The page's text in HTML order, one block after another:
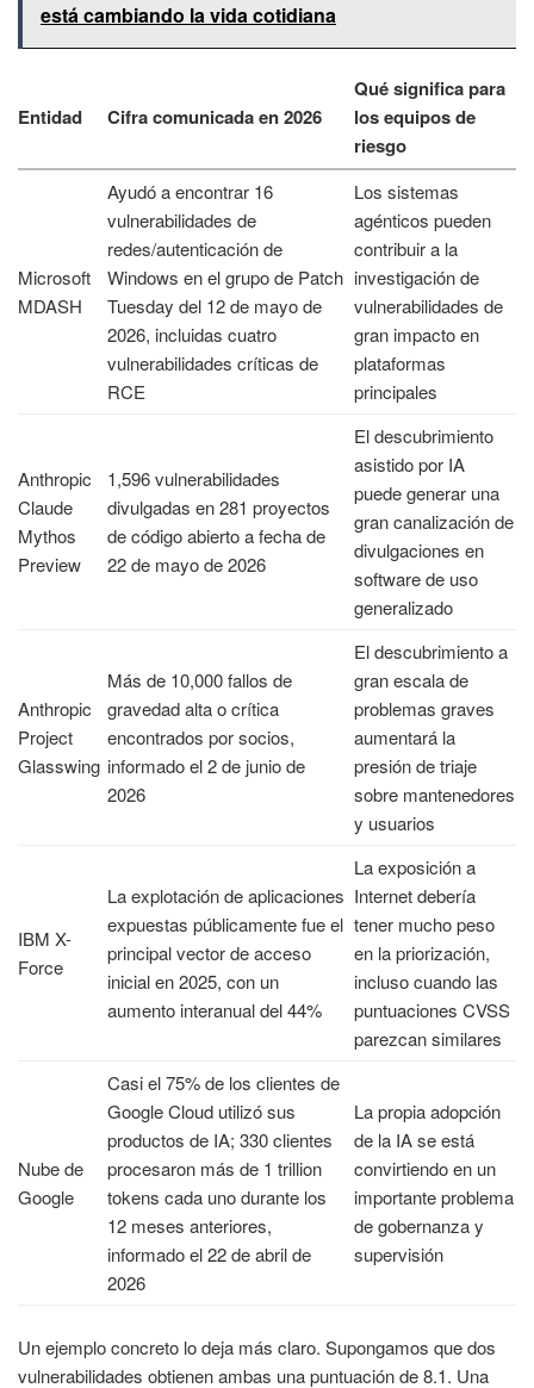
está cambiando la vida cotidiana
Entidad Cifra comunicada en 2026
Qué significa para
los equipos de
riesgo
Microsoft
MDASH
Ayudó a encontrar 16
vulnerabilidades de
redes/autenticación de
Windows en el grupo de Patch
Tuesday del 12 de mayo de
2026, incluidas cuatro
vulnerabilidades críticas de
RCE
Los sistemas
agénticos pueden
contribuir a la
investigación de
vulnerabilidades de
gran impacto en
plataformas
principales
Anthropic
Claude
Mythos
Preview
1,596 vulnerabilidades
divulgadas en 281 proyectos
de código abierto a fecha de
22 de mayo de 2026
El descubrimiento
asistido por IA
puede generar una
gran canalización de
divulgaciones en
software de uso
generalizado
Anthropic
Project
Glasswing
Más de 10,000 fallos de
gravedad alta o crítica
encontrados por socios,
informado el 2 de junio de
2026
El descubrimiento a
gran escala de
problemas graves
aumentará la
presión de triaje
sobre mantenedores
y usuarios
IBM X-
Force
La explotación de aplicaciones
expuestas públicamente fue el
principal vector de acceso
inicial en 2025, con un
aumento interanual del 44%
La exposición a
Internet debería
tener mucho peso
en la priorización,
incluso cuando las
puntuaciones CVSS
parezcan similares
Nube de
Google
Casi el 75% de los clientes de
Google Cloud utilizó sus
productos de IA; 330 clientes
procesaron más de 1 trillion
tokens cada uno durante los
12 meses anteriores,
informado el 22 de abril de
2026
La propia adopción
de la IA se está
convirtiendo en un
importante problema
de gobernanza y
supervisión
Un ejemplo concreto lo deja más claro. Supongamos que dos
vulnerabilidades obtienen ambas una puntuación de 8.1. Una